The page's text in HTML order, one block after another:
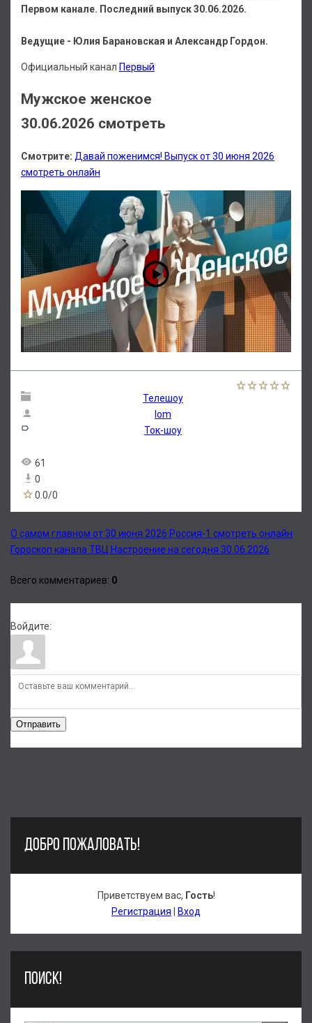
Первом канале. Последний выпуск 30.06.2026.
Ведущие - Юлия Барановская и Александр Гордон.
Официальный канал Первый
Мужское женское
30.06.2026 смотреть
Смотрите: Давай поженимся! Выпуск от 30 июня 2026
смотреть онлайн
Телешоу
lom
Ток-шоу
61
0
0.0/0
О самом главном от 30 июня 2026 Россия-1 смотреть онлайн
Гороскоп канала ТВЦ Настроение на сегодня 30.06.2026
Всего комментариев: 0
Войдите:
Отправить
ДОБРО ПОЖАЛОВАТЬ!
Приветствуем вас, Гость!
Регистрация
Вход
ПОИСК!